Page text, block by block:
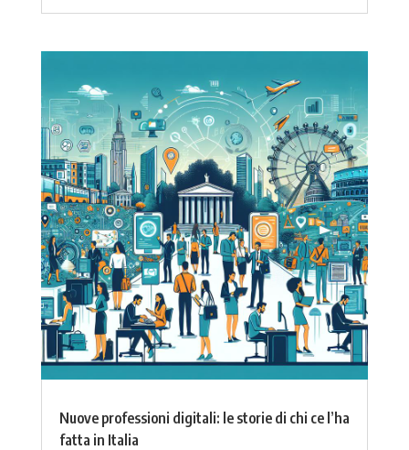
Nuove professioni digitali: le storie di chi ce l’ha
fatta in Italia